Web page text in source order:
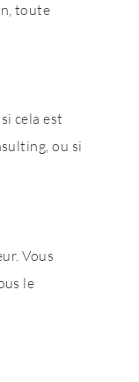
toute
cela est
ou si
Vous
le